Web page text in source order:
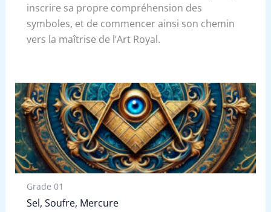
inscrire sa propre compréhension des
symboles, et de commencer ainsi son chemin
vers la maîtrise de l’Art Royal.
Grade 01
Sel, Soufre, Mercure